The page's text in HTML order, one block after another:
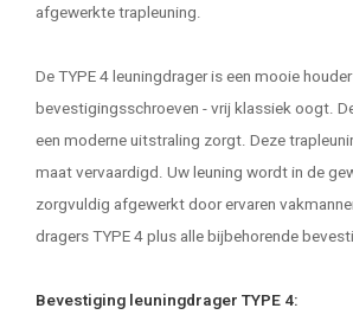
afgewerkte trapleuning.
De TYPE 4 leuningdrager is een mooie
bevestigingsschroeven - vrij klassiek oogt.
een moderne uitstraling zorgt. Deze
maat vervaardigd. Uwleuning wordt in de
zorgvuldig afgewerkt door ervaren
dragers TYPE 4 plus alle bijbehorende
Bevestiging leuningdrager TYPE 4: